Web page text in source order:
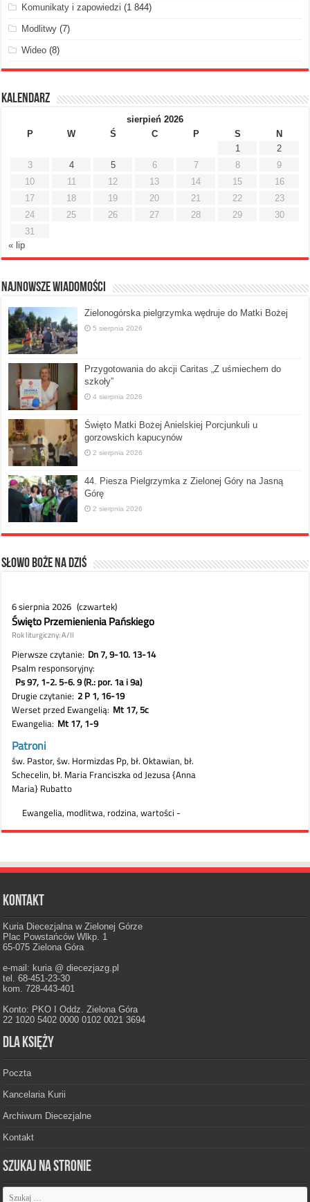
Komunikaty i zapowiedzi (1 844)
Modlitwy (7)
Wideo (8)
Kalendarz
sierpień 2026
P
W Ś C P S
N
1
2
3
4 5 6 7 8
9
10
11 12 13 14 15
16
17
18 19 20 21 22
23
24
25 26 27 28 29
30
31
« lip
Najnowsze Wiadomości
Zielonogórska pielgrzymka wędruje do Matki Bożej
5 sierpnia 2026
Przygotowania do akcji Caritas „Z uśmiechem do
szkoły”
4 sierpnia 2026
Święto Matki Bożej Anielskiej Porcjunkuli u
gorzowskich kapucynów
2 sierpnia 2026
44. Piesza Pielgrzymka z Zielonej Góry na Jasną
Górę
2 sierpnia 2026
Słowo Boże na dziś
Kontakt
Kuria Diecezjalna w Zielonej Górze
Plac Powstańców Wlkp. 1
65-075 Zielona Góra
e-mail: kuria @ diecezjazg.pl
tel. 68-451-23-30
kom. 728-443-401
Konto: PKO I Oddz. Zielona Góra
22 1020 5402 0000 0102 0021 3694
Dla księży
Poczta
Kancelaria Kurii
Archiwum Diecezjalne
Kontakt
Szukaj na stronie